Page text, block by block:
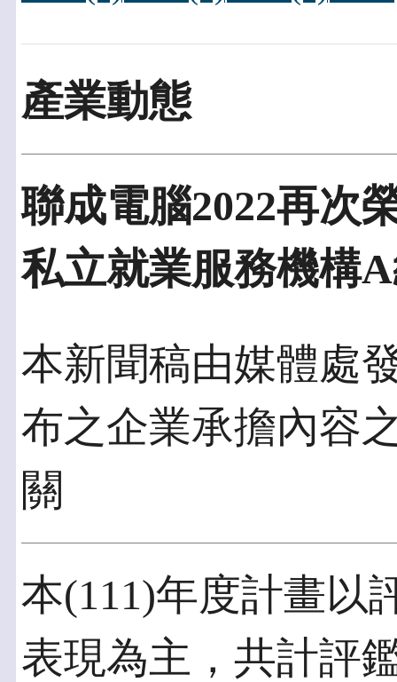
產業動態
聯成電腦2022再次
私立就業服務機構
本新聞稿由媒體處
布之企業承擔內容
關
本(111)年度計畫以
表現為主，共計評